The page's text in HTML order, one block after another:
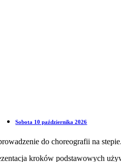
Sobota 10 października 2026
do choreografii na stepie.
kroków podstawowych